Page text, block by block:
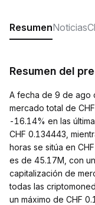
ResumenNoticias
Resumen del
A fecha de 9 de ago
mercado total de
-16.14% en las
CHF 0.134443,
horas se sitúa en
es de 45.17M, con
capitalización de
todas las
un máximo de CHF